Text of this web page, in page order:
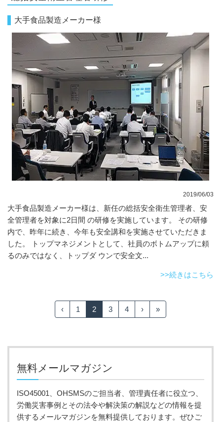
大手食品製造メーカー様
2019/06/03
大手食品製造メーカー様は、新任の総括安全衛生管理者、安
全管理者を対象に2日間 の研修を実施しています。 その研修
内で、昨年に続き、今年も安全講和を実施させていただきま
した。 トップマネジメントとして、社員のボトムアップに頼
るのみではなく、トップダ ウンで安全文...
>>続きはこちら
‹ 1 2 3 4 › »
無料メールマガジン
ISO45001、OHSMSのご担当者、管理責任者に役立つ、
労働災害事例とその法令や解決策の解説などの情報を提
供するメールマガジンを無料提供しております。ぜひご